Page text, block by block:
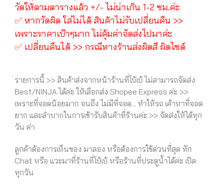
วัดให้ตามตารางแล้ว +/- ไม่น่าเกิน 1-2 ซม.ค่ะ
✅ หากวัดผิด ใส่ไม่ได้ สินค้าไม่รับเปลี่ยนคืน >>
เพราะราคาเบ๊าๆมาก ไม่คุ้มค่าจัดส่งไปมาค่ะ
✅ เปลี่ยนคืนได้ >> กรณีทางร้านส่งผิดสี ผิดไซด์
รายการนี้ >> สินค้าส่งจากหน้าร้านที่โบ้เบ้ ไม่สามารถจัดส่ง
Best/NINJA ได้ค่ะ ให้เลือกส่ง Shopee Express ค่ะ >>
เพราะที่จอดน้อยมาก จนถึง ไม่มีที่จอด... ทำให้รถ เค้าหาที่จอด
ยาก และลำบากในการเข้ารับสินค้าที่ร้านค่ะ >> จัดส่งให้ได้ทุก
วัน ค่า
ลูกค้าต้องการเห็นของ มาลอง หรือต้องการใช้ด่วนที่สุด ทัก
Chat หรือ แวะมาที่ร้านที่โบ้เบ้ หรือร้านที่ประตูน้ำได้ค่ะ เปิด
ทุกวัน